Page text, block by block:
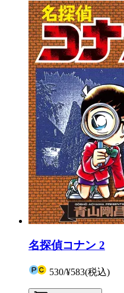
名探偵コナン 2
530/¥583(税込)